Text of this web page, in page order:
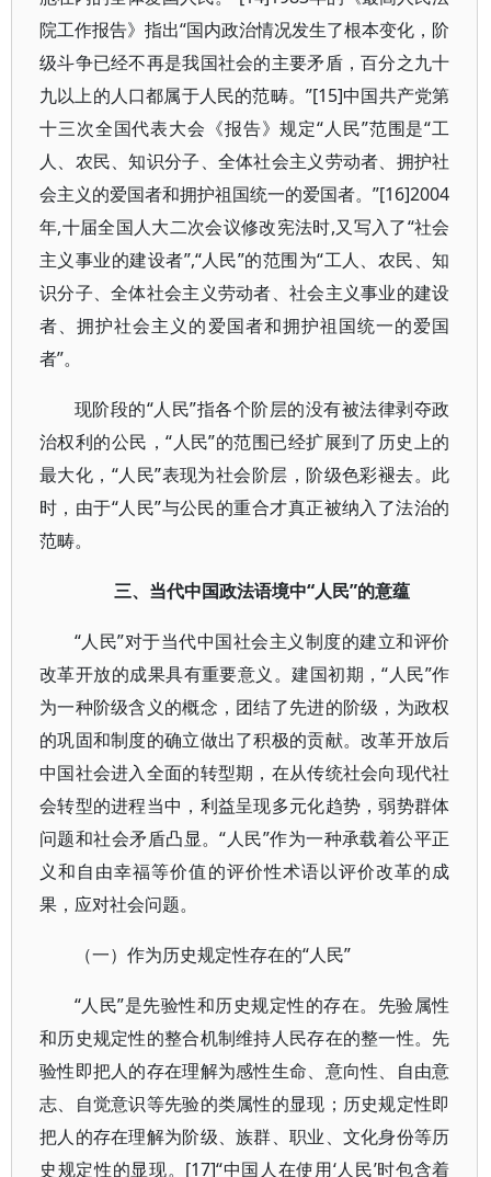
院工作报告》指出“国内政治情况发生了根本变化，阶
级斗争已经不再是我国社会的主要矛盾，百分之九十
九以上的人口都属于人民的范畴。”[15]中国共产党第
十三次全国代表大会《报告》规定“人民”范围是“工
人、农民、知识分子、全体社会主义劳动者、拥护社
会主义的爱国者和拥护祖国统一的爱国者。”[16]2004
年,十届全国人大二次会议修改宪法时,又写入了“社会
主义事业的建设者”,“人民”的范围为“工人、农民、知
识分子、全体社会主义劳动者、社会主义事业的建设
者、拥护社会主义的爱国者和拥护祖国统一的爱国
者”。
现阶段的“人民”指各个阶层的没有被法律剥夺政
治权利的公民，“人民”的范围已经扩展到了历史上的
最大化，“人民”表现为社会阶层，阶级色彩褪去。此
时，由于“人民”与公民的重合才真正被纳入了法治的
范畴。
三、当代中国政法语境中“人民”的意蕴
“人民”对于当代中国社会主义制度的建立和评价
改革开放的成果具有重要意义。建国初期，“人民”作
为一种阶级含义的概念，团结了先进的阶级，为政权
的巩固和制度的确立做出了积极的贡献。改革开放后
中国社会进入全面的转型期，在从传统社会向现代社
会转型的进程当中，利益呈现多元化趋势，弱势群体
问题和社会矛盾凸显。“人民”作为一种承载着公平正
义和自由幸福等价值的评价性术语以评价改革的成
果，应对社会问题。
（一）作为历史规定性存在的“人民”
“人民”是先验性和历史规定性的存在。先验属性
和历史规定性的整合机制维持人民存在的整一性。先
验性即把人的存在理解为感性生命、意向性、自由意
志、自觉意识等先验的类属性的显现；历史规定性即
把人的存在理解为阶级、族群、职业、文化身份等历
史规定性的显现。[17]“中国人在使用‘人民’时包含着